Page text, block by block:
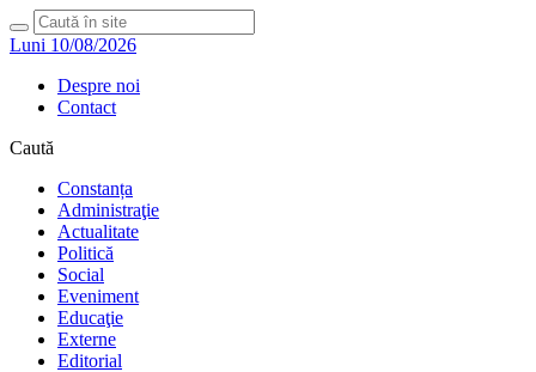
Luni 10/08/2026
Despre noi
Contact
Caută
Constanța
Administraţie
Actualitate
Politică
Social
Eveniment
Educaţie
Externe
Editorial